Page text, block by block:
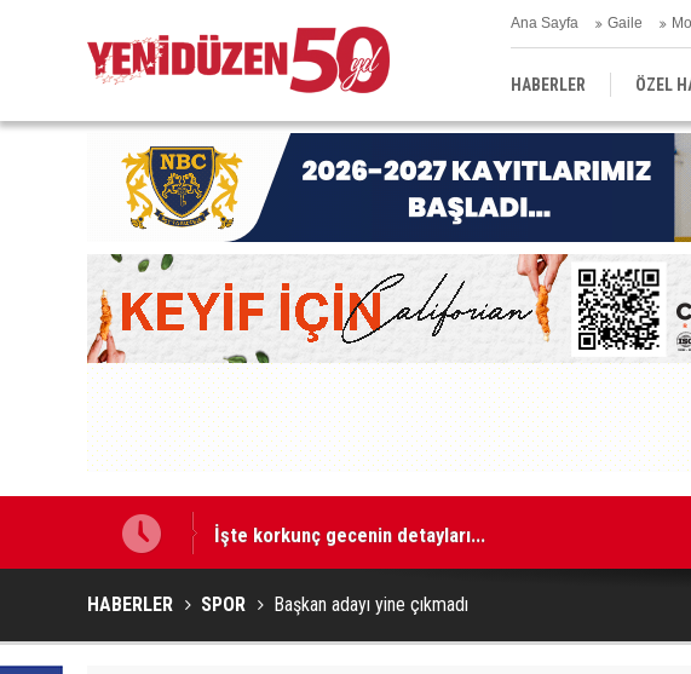
Ana Sayfa Gaile
HABERLER ÖZEL
EĞİTİM YEREL
İşte korkunç gecenin detayları...
HABERLER SPOR Başkan adayı yine çıkmadı